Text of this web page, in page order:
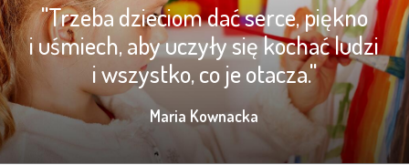
"Trzeba dzieciom dać serce, piękno
i uśmiech, aby uczyły się kochać ludzi
i wszystko, co je otacza."
Maria Kownacka